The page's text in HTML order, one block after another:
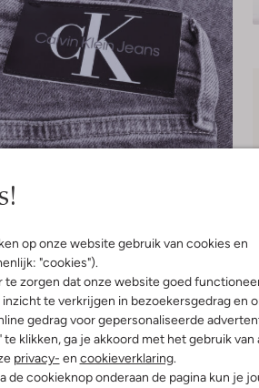
op onze website gebruik van cookies en
"cookies").
te zorgen dat onze website goed
te verkrijgen in bezoekersgedrag en
gedrag voor gepersonaliseerde
klikken, ga je akkoord met het gebruik van
privacy- en cookieverklaring.
de cookieknop onderaan de pagina kun je